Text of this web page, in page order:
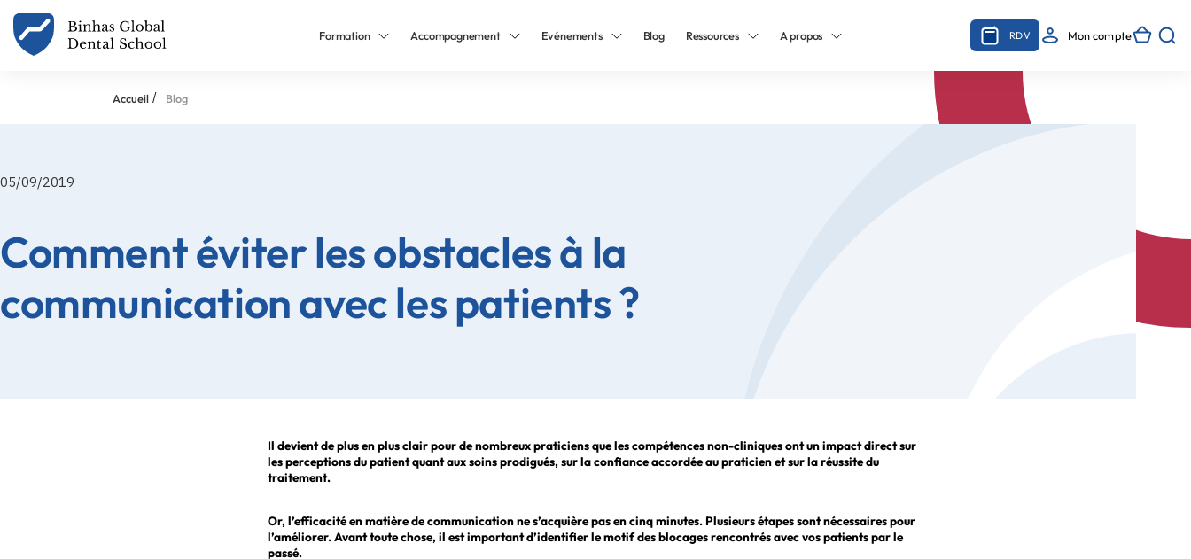
Formation Accompagnement Evénements Blog Ressources A propos RDV Mon compte
Accueil / Blog
05/09/2019
Comment éviter les obstacles à la
communication avec les patients ?
Il devient de plus en plus clair pour de nombreux praticiens que les compétences non-cliniques ont un impact direct sur
les perceptions du patient quant aux soins prodigués, sur la confiance accordée au praticien et sur la réussite du
traitement.
Or, l’efficacité en matière de communication ne s’acquière pas en cinq minutes. Plusieurs étapes sont nécessaires pour
l’améliorer. Avant toute chose, il est important d’identifier le motif des blocages rencontrés avec vos patients par le
passé.